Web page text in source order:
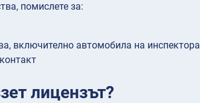
помислете за:
включително автомобила на инспектора
лицензът?